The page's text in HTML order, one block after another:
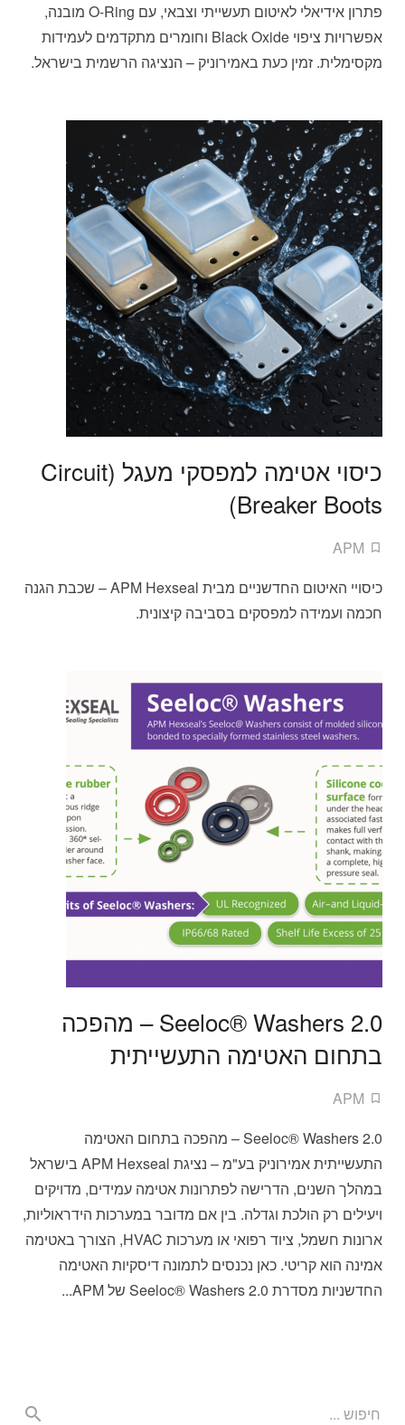
פתרון אידיאלי לאיטום תעשייתי וצבאי, עם O-Ring מובנה,
אפשרויות ציפוי Black Oxide וחומרים מתקדמים לעמידות
מקסימלית. זמין כעת באמירוניק – הנציגה הרשמית בישראל.
כיסוי אטימה למפסקי מעגל (Circuit
Breaker Boots)
APM
כיסויי האיטום החדשניים מבית APM Hexseal – שכבת הגנה
חכמה ועמידה למפסקים בסביבה קיצונית.
Seeloc® Washers 2.0 – מהפכה
בתחום האטימה התעשייתית
APM
Seeloc® Washers 2.0 – מהפכה בתחום האטימה
התעשייתית אמירוניק בע"מ – נציגת APM Hexseal בישראל
במהלך השנים, הדרישה לפתרונות אטימה עמידים, מדויקים
ויעילים רק הולכת וגדלה. בין אם מדובר במערכות הידראוליות,
ארונות חשמל, ציוד רפואי או מערכות HVAC, הצורך באטימה
אמינה הוא קריטי. כאן נכנסים לתמונה דיסקיות האטימה
החדשניות מסדרת Seeloc® Washers 2.0 של APM...